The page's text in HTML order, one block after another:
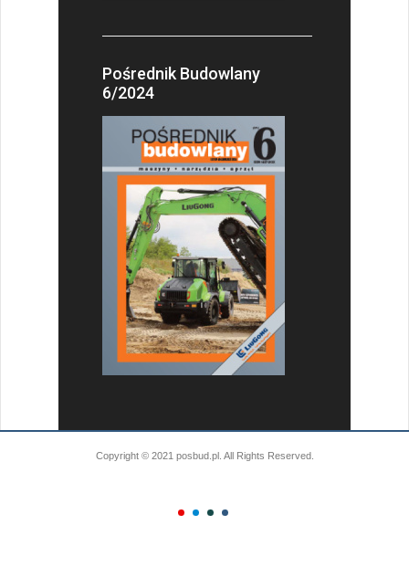
Pośrednik Budowlany
6/2024
Copyright © 2021 posbud.pl. All Rights Reserved.